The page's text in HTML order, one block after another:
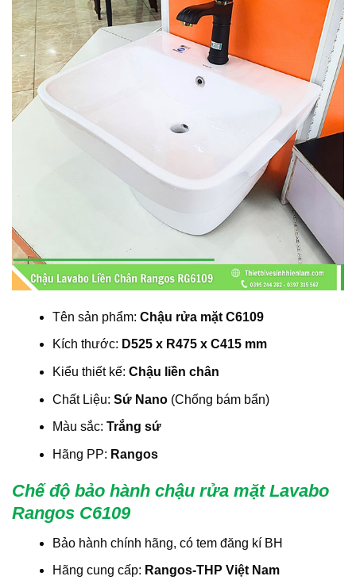
Tên sản phẩm: Chậu rửa mặt C6109
Kích thước: D525 x R475 x C415 mm
Kiểu thiết kế: Chậu liền chân
Chất Liệu: Sứ Nano(Chống bám bẩn)
Màu sắc: Trắng sứ
Hãng PP: Rangos
Chế độ bảo hành chậu rửa mặt Lavabo
Rangos C6109
Bảo hành chính hãng, có tem đăng kí BH
Hãng cung cấp: Rangos-THP Việt Nam